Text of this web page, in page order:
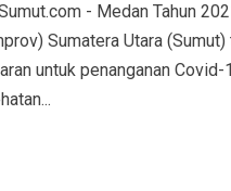
- Medan Tahun
Sumatera Utara
untuk penanganan